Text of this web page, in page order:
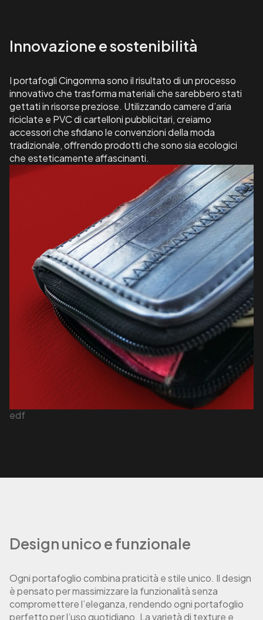
Innovazione e sostenibilità
I portafogli Cingomma sono il risultato di un processo
innovativo che trasforma materiali che sarebbero stati
gettati in risorse preziose. Utilizzando camere d’aria
riciclate e PVC di cartelloni pubblicitari, creiamo
accessori che sfidano le convenzioni della moda
tradizionale, offrendo prodotti che sono sia ecologici
che esteticamente affascinanti.
edf
Design unico e funzionale
Ogni portafoglio combina praticità e stile unico. Il design
è pensato per massimizzare la funzionalità senza
compromettere l’eleganza, rendendo ogni portafoglio
perfetto per l’uso quotidiano. La varietà di texture e